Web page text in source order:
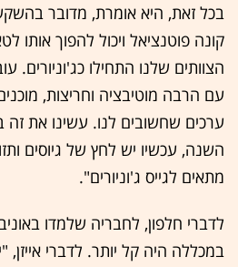
בכל זאת, היא אומרת, מדובר
קונה פוטנציאל ויכול להפוך אותו
הצוותים שלנו התחילו כג'וניורים.
עם הרבה מוטיבציה וחריצות,
ערכים שחשובים לנו. עשינו את
השנה, עכשיו יש לחץ של גיוסים
מתאים לגייס ג'וניורים".
לדברי חלפון, לחבריה שלמדו
במכללה היה קל יותר. לדברי